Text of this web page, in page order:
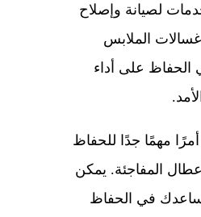
لصيانة وإصلاح
الملابس
على أداء
أمرًا مهمًا جدًا للحفاظ
المفاجئة. يمكن
في الحفاظ